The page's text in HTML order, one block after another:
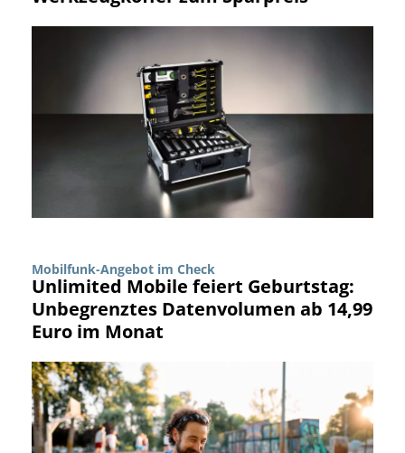
Mobilfunk-Angebot im Check
Unlimited Mobile feiert Geburtstag:
Unbegrenztes Datenvolumen ab 14,99
Euro im Monat